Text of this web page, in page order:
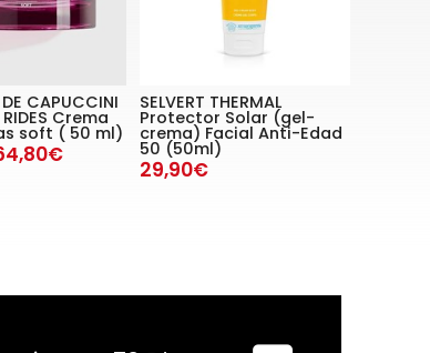
CAPUCCINI
RIDES Crema
soft ( 50 ml)
SELVERT THERMAL
Protector Solar (gel-
crema) Facial Anti-Edad
50 (50ml)
29,90€